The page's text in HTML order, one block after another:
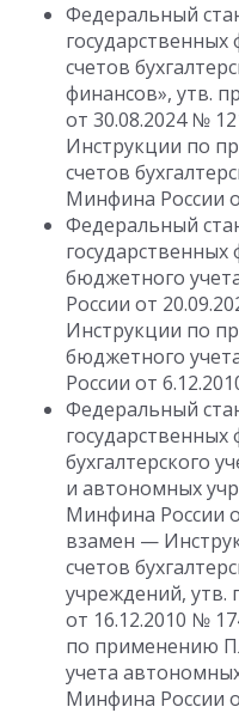
Федеральный
счетов
финансов», утв.
от 30.08.2024 №
Инструкции по
счетов
Минфина России
Федеральный
бюджетного
России от
Инструкции по
бюджетного
России от
Федеральный
бухгалтерского
и автономных
Минфина России
взамен —
счетов
учреждений,
от 16.12.2010 №
по применению
учета
Минфина России